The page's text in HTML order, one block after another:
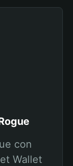
con
Wallet